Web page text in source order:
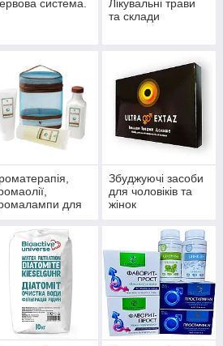
система.
Лікувальні трави
та склади
для
Збуджуючі засоби
для чоловіків та
жінок